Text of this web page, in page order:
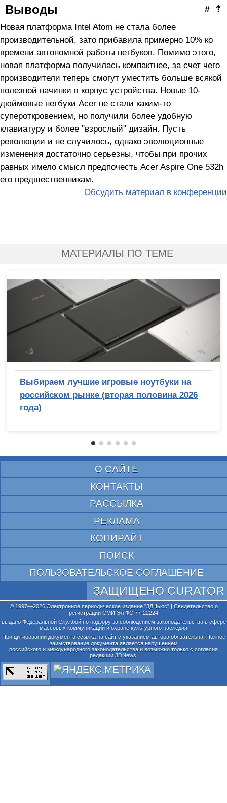
⇡
#
Выводы
Новая платформа Intel Atom не стала более
производительной, зато прибавила примерно 10% ко
времени автономной работы нетбуков. Помимо этого,
новая платформа получилась компактнее, за счет чего
производители теперь смогут уместить больше всякой
полезной начинки в корпус устройства. Новые 10-
дюймовые нетбуки Acer не стали каким-то
супероткровением, но получили более удобную
клавиатуру и более "взрослый" дизайн. Пусть
революции и не случилось, однако эволюционные
изменения достаточно серьезны, чтобы при прочих
равных имело смысл предпочесть Acer Aspire One 532h
его предшественникам.
Обсудить материал в конференции
МАТЕРИАЛЫ ПО ТЕМЕ
Выбираем лучшие игровые ноутбуки на
российском рынке (вторая половина 2026
года)
О САЙТЕ
КОНТАКТЫ
РАССЫЛКА
РЕКЛАМА
КОПИРАЙТ
ПОИСК
ПОЛЬЗОВАТЕЛЬСКОЕ СОГЛАШЕНИЕ
ЗАЩИЩЕНО CURATOR
© 1997—2026 Электронное периодическое издание "3ДНьюс" | Свидетельство о
регистрации СМИ Эл ФС 77-22224
выдано Федеральной Службой по надзору за соблюдением законодательства в сфере
массовых коммуникаций и охране культурного наследия
При цитировании документа ссылка на сайт с указанием автора обязательна. Полное
заимствование документа является нарушением
российского и международного законодательства и возможно только с согласия
редакции 3DNews.